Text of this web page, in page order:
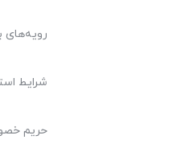
رویه‌های
شرایط
حریم